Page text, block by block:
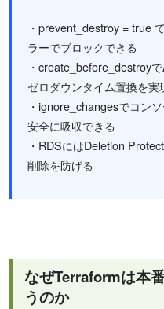
・prevent_destroy = true
ラーでブロックできる
・create_before_destroy
ゼロダウンタイム置換を実
・ignore_changesでコン
安全に吸収できる
・RDSにはDeletion
削除を防げる
なぜTerraformは本
うのか